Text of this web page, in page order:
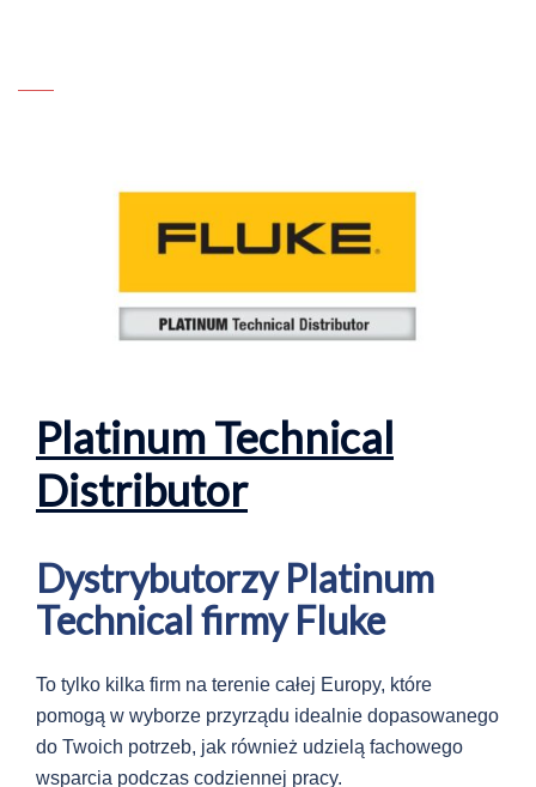
Platinum Technical
Distributor
Dystrybutorzy Platinum
Technical firmy Fluke
To tylko kilka firm na terenie całej Europy, które
pomogą w wyborze przyrządu idealnie dopasowanego
do Twoich potrzeb, jak również udzielą fachowego
wsparcia podczas codziennej pracy.